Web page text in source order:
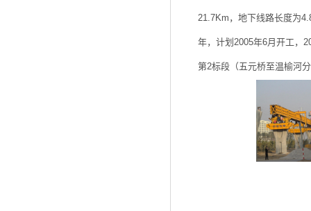
21.7Km，地下线路长度为
年，计划2005年6月开工，
第2标段（五元桥至温榆河